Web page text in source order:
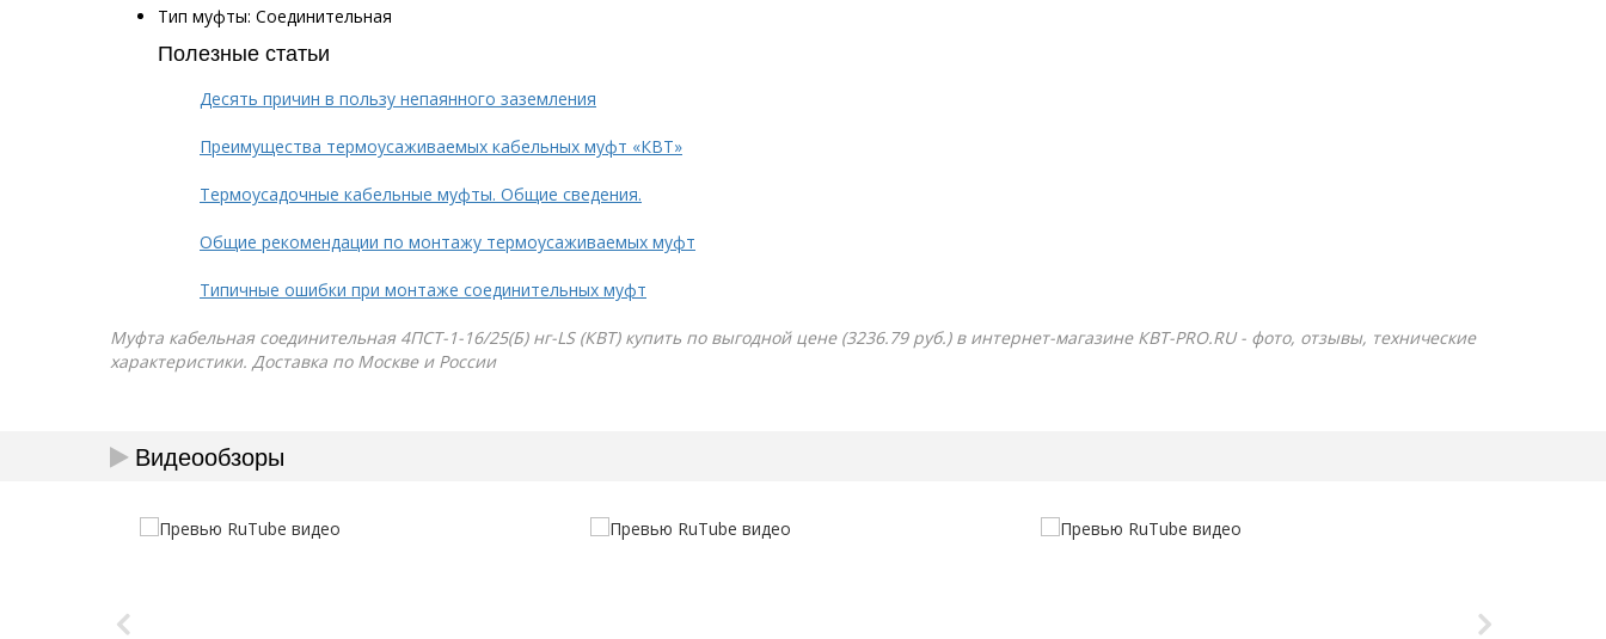
Тип муфты: Соединительная
Полезные статьи
Десять причин в пользу непаянного заземления
Преимущества термоусаживаемых кабельных муфт «КВТ»
Термоусадочные кабельные муфты. Общие сведения.
Общие рекомендации по монтажу термоусаживаемых муфт
Типичные ошибки при монтаже соединительных муфт
Муфта кабельная соединительная 4ПСТ-1-16/25(Б) нг-LS (КВТ) купить по выгодной цене (3236.79 руб.) в интернет-магазине КВТ-PRO.RU - фото, отзывы, технические
характеристики. Доставка по Москве и России
Видеообзоры